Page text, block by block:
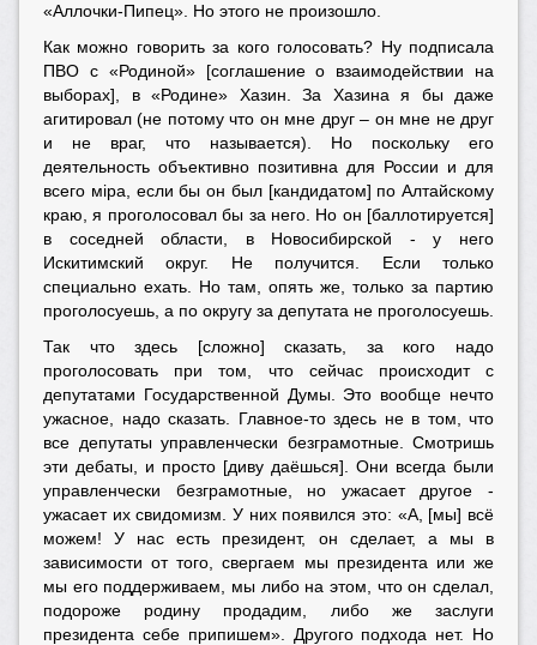
«Аллочки-Пипец». Но этого не произошло.
Как можно говорить за кого голосовать? Ну подписала
ПВО с «Родиной» [соглашение о взаимодействии на
выборах], в «Родине» Хазин. За Хазина я бы даже
агитировал (не потому что он мне друг – он мне не друг
и не враг, что называется). Но поскольку его
деятельность объективно позитивна для России и для
всего мiра, если бы он был [кандидатом] по Алтайскому
краю, я проголосовал бы за него. Но он [баллотируется]
в соседней области, в Новосибирской - у него
Искитимский округ. Не получится. Если только
специально ехать. Но там, опять же, только за партию
проголосуешь, а по округу за депутата не проголосуешь.
Так что здесь [сложно] сказать, за кого надо
проголосовать при том, что сейчас происходит с
депутатами Государственной Думы. Это вообще нечто
ужасное, надо сказать. Главное-то здесь не в том, что
все депутаты управленчески безграмотные. Смотришь
эти дебаты, и просто [диву даёшься]. Они всегда были
управленчески безграмотные, но ужасает другое -
ужасает их свидомизм. У них появился это: «А, [мы] всё
можем! У нас есть президент, он сделает, а мы в
зависимости от того, свергаем мы президента или же
мы его поддерживаем, мы либо на этом, что он сделал,
подороже родину продадим, либо же заслуги
президента себе припишем». Другого подхода нет. Но